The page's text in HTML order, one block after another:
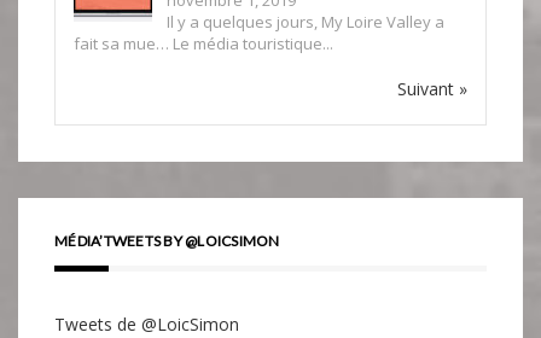
Il y a quelques jours, My Loire Valley a
fait sa mue… Le média touristique...
Suivant »
MÉDIA’TWEETS BY @LOICSIMON
Tweets de @LoicSimon